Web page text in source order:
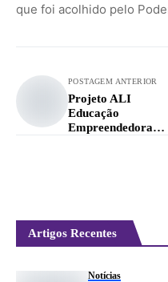
que foi acolhido pelo
POSTAGEM ANTERIOR
Projeto ALI
Educação
Empreendedora
Artigos Recentes
Notícias